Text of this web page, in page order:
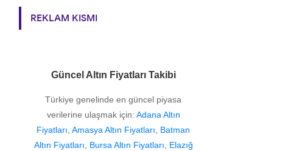
REKLAM KISMI
Güncel Altın Fiyatları Takibi
Türkiye genelinde en güncel piyasa
verilerine ulaşmak için: Adana Altın
Fiyatları, Amasya Altın Fiyatları, Batman
Altın Fiyatları, Bursa Altın Fiyatları, Elazığ